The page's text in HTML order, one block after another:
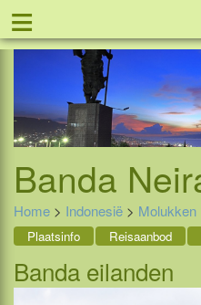
≡
Banda
Home > Indonesië > Molukken
Plaatsinfo Reisaanbod
Banda eilanden